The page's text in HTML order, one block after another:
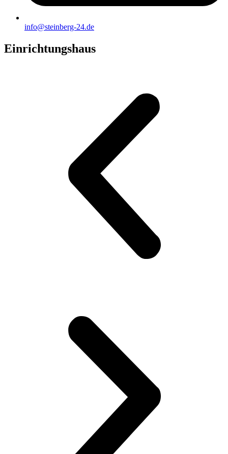
info@steinberg-24.de
Einrichtungshaus